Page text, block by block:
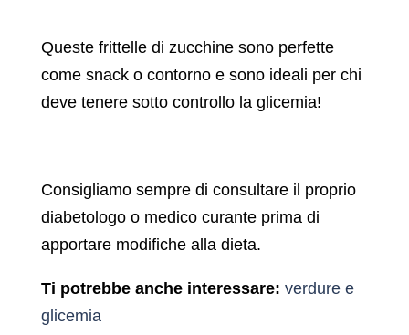
Queste frittelle di zucchine sono perfette
come snack o contorno e sono ideali per chi
deve tenere sotto controllo la glicemia!
Consigliamo sempre di consultare il proprio
diabetologo o medico curante prima di
apportare modifiche alla dieta.
Ti potrebbe anche interessare: verdure e
glicemia